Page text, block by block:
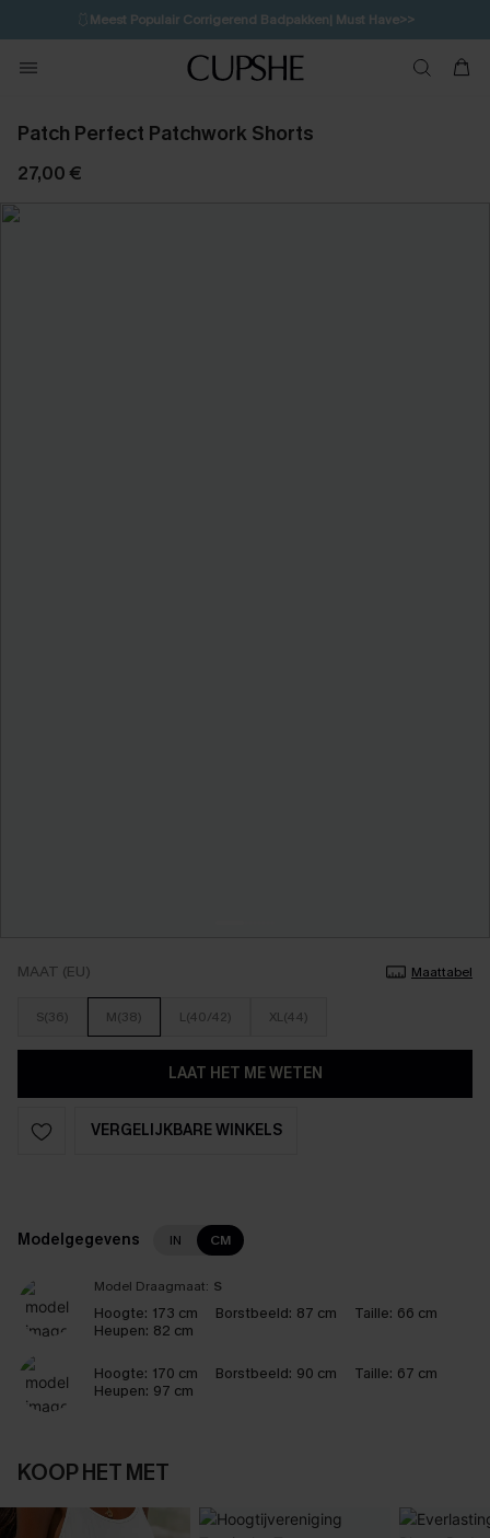
🩱Meest Populair Corrigerend Badpakken| Must Have>>
💌Abonneer je & ontvang tot 15% korting>>
Koop 3, krijg 15% korting | CODE: SW15 1D:12H:45M:41S
Patch Perfect Patchwork Shorts
27,00 €
MAAT (EU) Maattabel
S(36) M(38) L(40/42) XL(44)
LAAT HET ME WETEN
VERGELIJKBARE WINKELS
Modelgegevens IN CM
Model Draagmaat: S
Hoogte: 173 cm Borstbeeld: 87 cm Taille: 66 cm
Heupen: 82 cm
Hoogte: 170 cm Borstbeeld: 90 cm Taille: 67 cm
Heupen: 97 cm
KOOP HET MET